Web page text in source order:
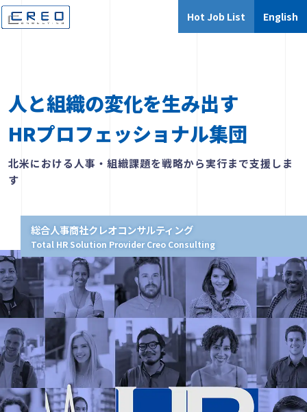
Hot Job List English
人と組織の変化を生み出す
HRプロフェッショナル集団
北米における人事・組織課題を戦略から実行まで支援しま
す
総合人事商社クレオコンサルティング
Total HR Solution Provider Creo Consulting